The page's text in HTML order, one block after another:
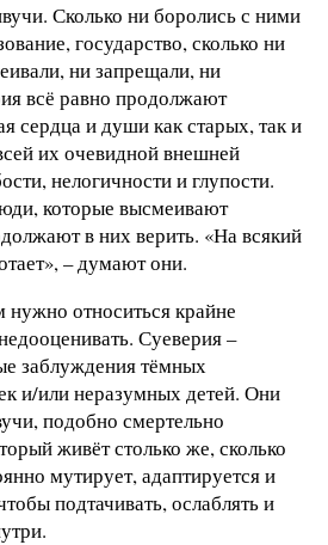
Сколько ни боролись с ними
государство, сколько ни
ни запрещали, ни
всё равно продолжают
сердца и души как старых, так и
их очевидной внешней
нелогичности и глупости.
которые высмеивают
в них верить. «На всякий
– думают они.
относиться крайне
Суеверия –
заблуждения тёмных
и/или неразумных детей. Они
подобно смертельно
живёт столько же, сколько
мутирует, адаптируется и
подтачивать, ослаблять и